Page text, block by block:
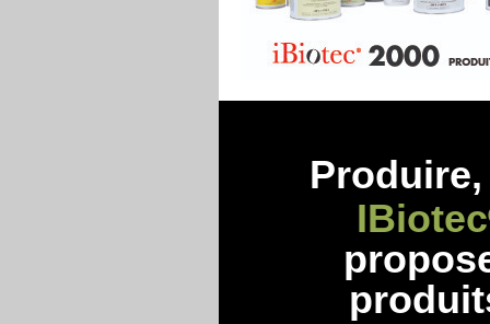
IBiotec